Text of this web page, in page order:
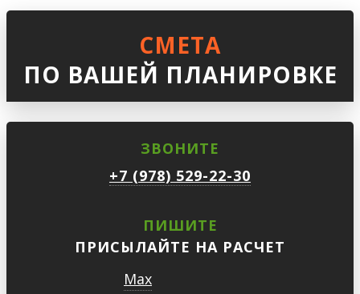
СМЕТА
ПО ВАШЕЙ ПЛАНИРОВКЕ
ЗВОНИТЕ
+7 (978) 529-22-30
ПИШИТЕ
ПРИСЫЛАЙТЕ НА РАСЧЕТ
Max